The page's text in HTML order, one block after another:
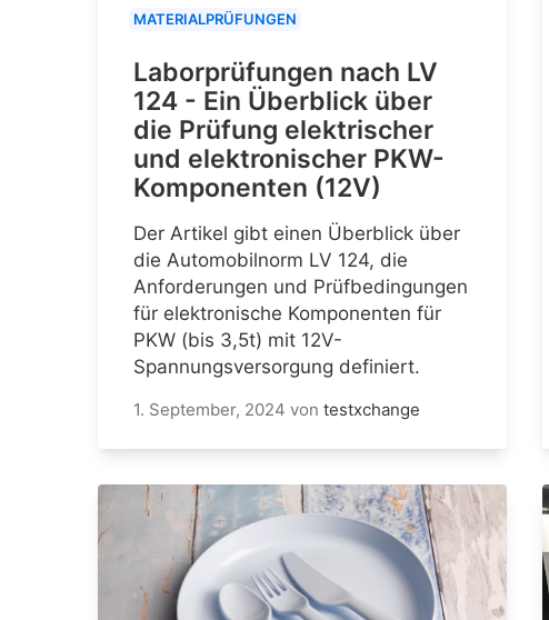
MATERIALPRÜFUNGEN
Laborprüfungen nach LV
124 - Ein Überblick über
die Prüfung elektrischer
und elektronischer PKW-
Komponenten (12V)
Der Artikel gibt einen Überblick über
die Automobilnorm LV 124, die
Anforderungen und Prüfbedingungen
für elektronische Komponenten für
PKW (bis 3,5t) mit 12V-
Spannungsversorgung definiert.
1. September, 2024 von testxchange